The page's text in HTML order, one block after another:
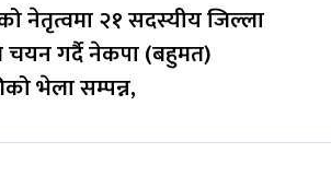
नेतृत्वमा २१ सदस्यीय जिल्ला
चयन गर्दै नेकपा (बहुमत)
भेला सम्पन्न,